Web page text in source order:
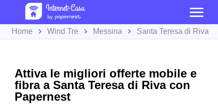
Home Wind Tre Messina Santa Teresa di Riva